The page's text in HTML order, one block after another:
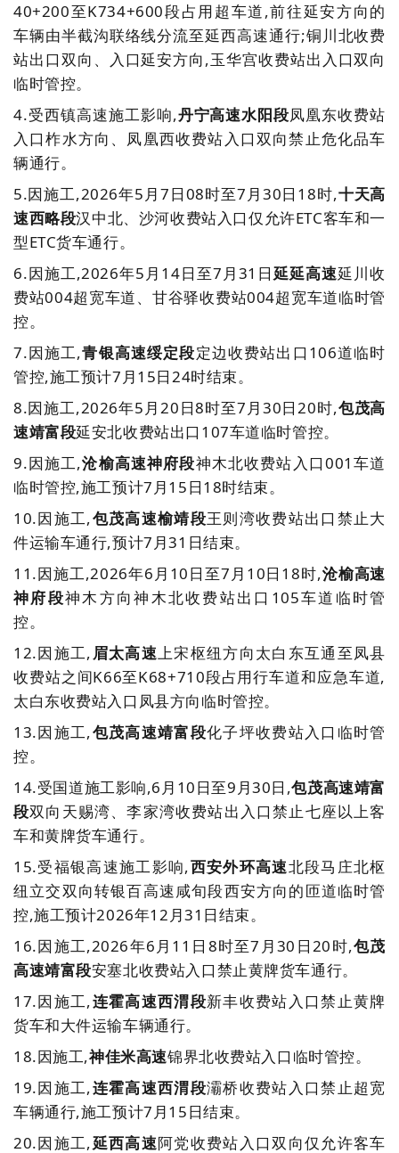
40+200至K734+600段占用超车道,前往延安方向的
车辆由半截沟联络线分流至延西高速通行;铜川北收费
站出口双向、入口延安方向,玉华宫收费站出入口双向
临时管控。
4.受西镇高速施工影响,丹宁高速水阳段凤凰东收费站
入口柞水方向、凤凰西收费站入口双向禁止危化品车
辆通行。
5.因施工,2026年5月7日08时至7月30日18时,十天高
速西略段汉中北、沙河收费站入口仅允许ETC客车和一
型ETC货车通行。
6.因施工,2026年5月14日至7月31日延延高速延川收
费站004超宽车道、甘谷驿收费站004超宽车道临时管
控。
7.因施工,青银高速绥定段定边收费站出口106道临时
管控,施工预计7月15日24时结束。
8.因施工,2026年5月20日8时至7月30日20时,包茂高
速靖富段延安北收费站出口107车道临时管控。
9.因施工,沧榆高速神府段神木北收费站入口001车道
临时管控,施工预计7月15日18时结束。
10.因施工,包茂高速榆靖段王则湾收费站出口禁止大
件运输车通行,预计7月31日结束。
11.因施工,2026年6月10日至7月10日18时,沧榆高速
神府段神木方向神木北收费站出口105车道临时管
控。
12.因施工,眉太高速上宋枢纽方向太白东互通至凤县
收费站之间K66至K68+710段占用行车道和应急车道,
太白东收费站入口凤县方向临时管控。
13.因施工,包茂高速靖富段化子坪收费站入口临时管
控。
14.受国道施工影响,6月10日至9月30日,包茂高速靖富
段双向天赐湾、李家湾收费站出入口禁止七座以上客
车和黄牌货车通行。
15.受福银高速施工影响,西安外环高速北段马庄北枢
纽立交双向转银百高速咸旬段西安方向的匝道临时管
控,施工预计2026年12月31日结束。
16.因施工,2026年6月11日8时至7月30日20时,包茂
高速靖富段安塞北收费站入口禁止黄牌货车通行。
17.因施工,连霍高速西渭段新丰收费站入口禁止黄牌
货车和大件运输车辆通行。
18.因施工,神佳米高速锦界北收费站入口临时管控。
19.因施工,连霍高速西渭段灞桥收费站入口禁止超宽
车辆通行,施工预计7月15日结束。
20.因施工,延西高速阿党收费站入口双向仅允许客车